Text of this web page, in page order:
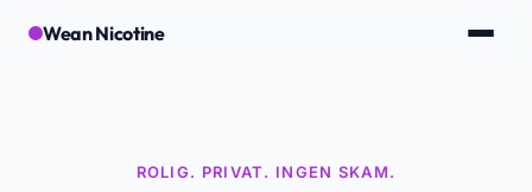
Wean Nicotine
ROLIG. PRIVAT. INGEN SKAM.